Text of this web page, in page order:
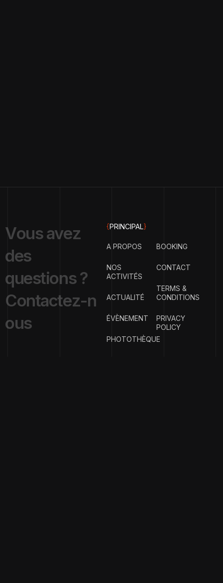
Vousavez
des
questions?
Contactez-n
ous
{PRINCIPAL}
A PROPOS
NOS
ACTIVITÉS
ACTUALITÉ
ÉVÈNEMENT
PHOTOTHÈQUE
BOOKING
CONTACT
TERMS &
CONDITIONS
PRIVACY
POLICY